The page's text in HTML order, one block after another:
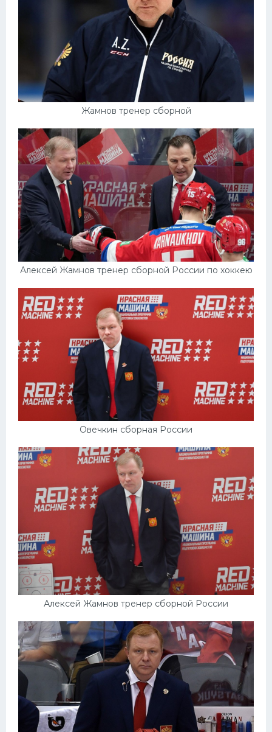
Жамнов тренер сборной
Алексей Жамнов тренер сборной России по хоккею
Овечкин сборная России
Алексей Жамнов тренер сборной России